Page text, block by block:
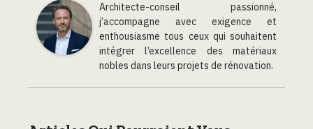
Architecte-conseil passionné,
j’accompagne avec exigence et
enthousiasme tous ceux qui souhaitent
intégrer l’excellence des matériaux
nobles dans leurs projets de rénovation.